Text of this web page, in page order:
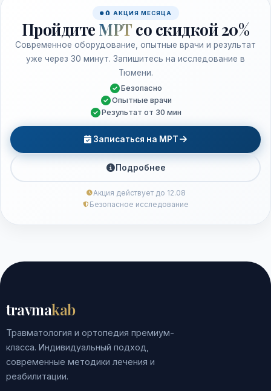
🧲 АКЦИЯ МЕСЯЦА
Пройдите МРТ со скидкой 20%
Современное оборудование, опытные врачи и результат
уже через 30 минут. Запишитесь на исследование в
Тюмени.
Безопасно
Опытные врачи
Результат от 30 мин
Записаться на МРТ
Подробнее
Акция действует до 12.08
Безопасное исследование
travmakab
Травматология и ортопедия премиум-
класса. Индивидуальный подход,
современные методики лечения и
реабилитации.